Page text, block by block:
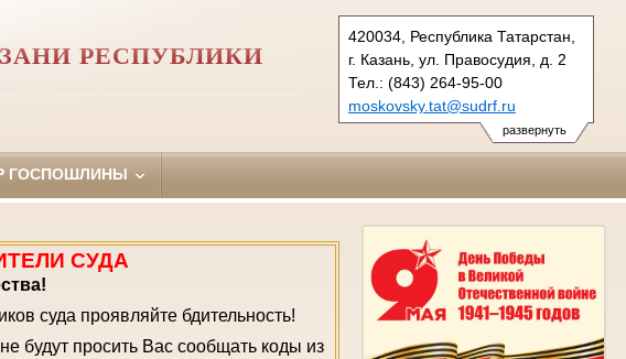
развернуть
420034, Республика Татарстан,
г. Казань, ул. Правосудия, д. 2
Тел.: (843) 264-95-00
moskovsky.tat@sudrf.ru
РЕСПУБЛИКИ
ГОСПОШЛИНЫ
СУДА
суда проявляйте бдительность!
не будут просить Вас сообщать коды из